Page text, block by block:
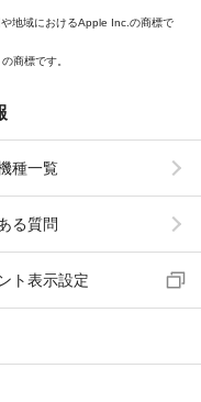
地域におけるApple Inc.の商標で
商標です。
種一覧
る質問
ト表示設定